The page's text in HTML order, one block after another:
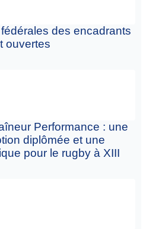
des encadrants
ouvertes
Performance : une
diplômée et une
pour le rugby à XIII